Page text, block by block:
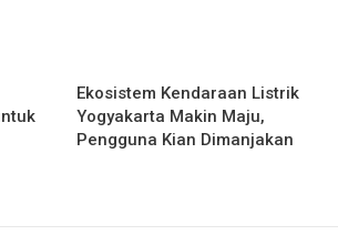
Ekosistem Kendaraan Listrik
Yogyakarta Makin Maju,
Pengguna Kian Dimanjakan